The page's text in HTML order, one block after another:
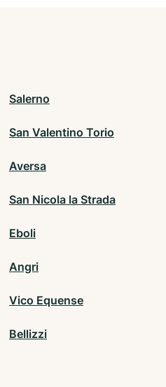
Salerno
San Valentino Torio
Aversa
San Nicola la Strada
Eboli
Angri
Vico Equense
Bellizzi